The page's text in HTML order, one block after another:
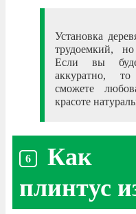
Установка
трудоемкий,
Если вы
аккуратно,
сможете
красоте
Как
плинтус